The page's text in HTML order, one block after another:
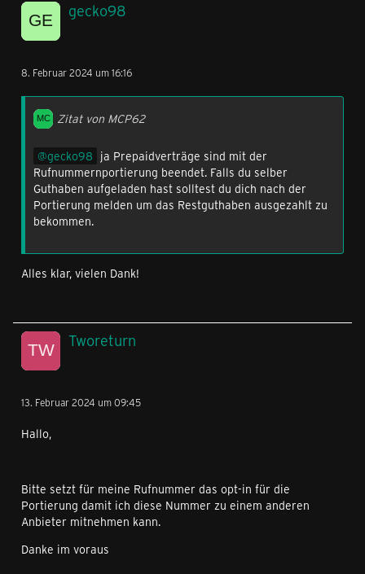
gecko98
8. Februar 2024 um 16:16
Zitat von MCP62
gecko98 ja Prepaidverträge sind mit der
Rufnummernportierung beendet. Falls du selber
Guthaben aufgeladen hast solltest du dich nach der
Portierung melden um das Restguthaben ausgezahlt zu
bekommen.
Alles klar, vielen Dank!
Tworeturn
13. Februar 2024 um 09:45
Hallo,
Bitte setzt für meine Rufnummer das opt-in für die
Portierung damit ich diese Nummer zu einem anderen
Anbieter mitnehmen kann.
Danke im voraus